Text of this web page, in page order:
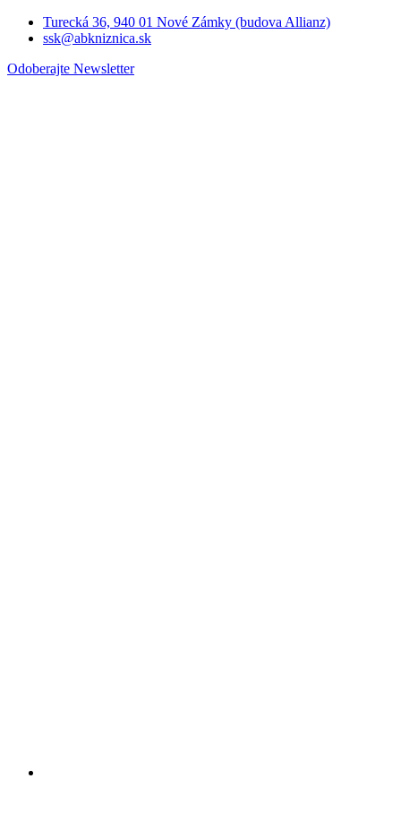
Turecká 36, 940 01 Nové Zámky (budova Allianz)
ssk@abkniznica.sk
Odoberajte Newsletter